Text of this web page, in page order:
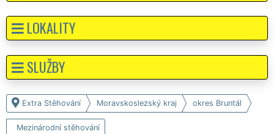
Extra Stěhování Moravskoslezský kraj okres Bruntál
Mezinárodní stěhování
LOKALITY
SLUŽBY